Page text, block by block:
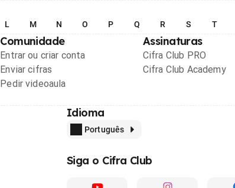
L M N O P Q R S T
Comunidade
Entrar ou criar conta
Enviar cifras
Pedir videoaula
Assinaturas
Cifra Club PRO
Cifra Club Academy
Idioma
Português
Siga o Cifra Club